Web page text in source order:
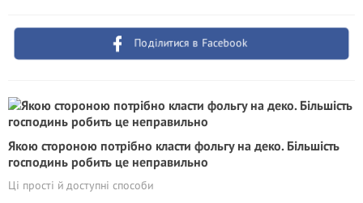
Поділитися в Facebook
Якою стороною потрібно класти фольгу на деко. Більшість
господинь робить це неправильно
Ці прості й доступні способи